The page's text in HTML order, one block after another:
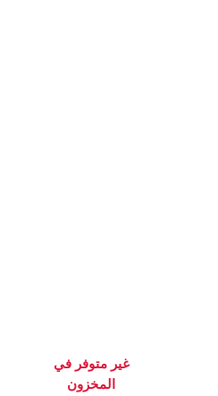
غير متوفر في
المخزون